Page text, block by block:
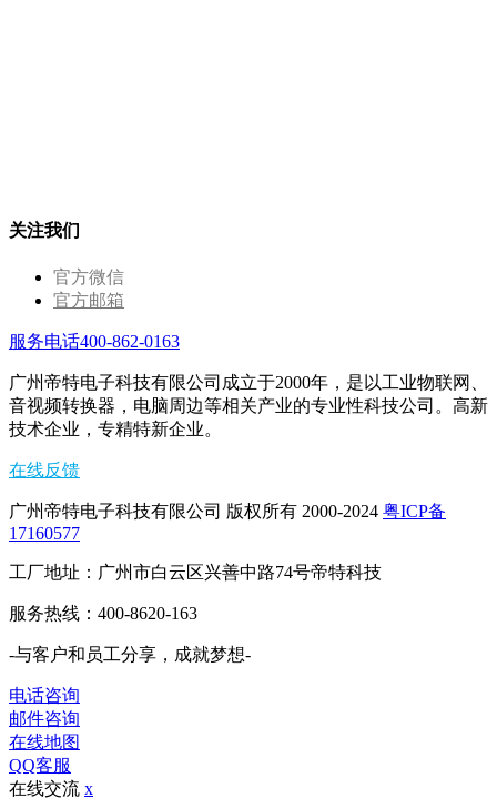
关注我们
官方微信
官方邮箱
服务电话400-862-0163
广州帝特电子科技有限公司成立于2000年，是以工业物联网、
音视频转换器，电脑周边等相关产业的专业性科技公司。高新
技术企业，专精特新企业。
在线反馈
广州帝特电子科技有限公司 版权所有 2000-2024 粤ICP备
17160577
工厂地址：广州市白云区兴善中路74号帝特科技
服务热线：400-8620-163
-与客户和员工分享，成就梦想-
电话咨询
邮件咨询
在线地图
QQ客服
在线交流 x